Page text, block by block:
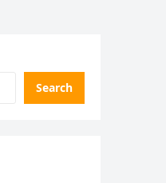
Search